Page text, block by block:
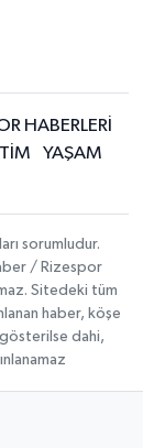
HABERLERİ
YAŞAM
sorumludur.
/ Rizespor
Sitedeki tüm
haber, köşe
gösterilse dahi,